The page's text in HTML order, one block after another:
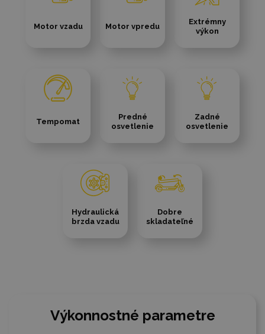
Motor vzadu Motor vpredu
Extrémny
výkon
Tempomat
Predné
osvetlenie
Zadné
osvetlenie
Hydraulická
brzda vzadu
Dobre
skladateľné
Výkonnostné parametre